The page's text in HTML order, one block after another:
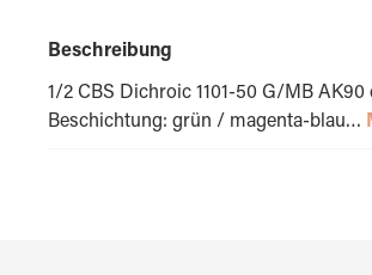
Beschreibung
1/2 CBS Dichroic 1101-50 G/MB AK90
Beschichtung: grün / magenta-blau…